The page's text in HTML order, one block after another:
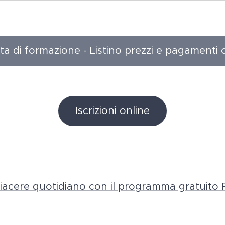
di formazione - Listino prezzi e pagamenti
Iscrizioni online
quotidiano con il programma gratuito